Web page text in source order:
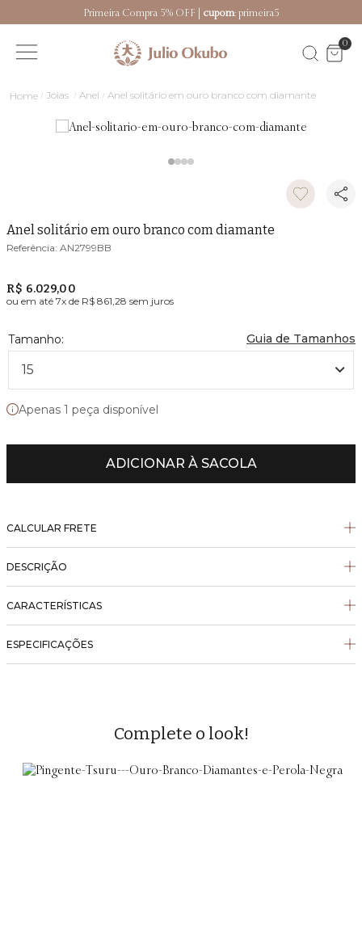
Primeira Compra 5% OFF | cupom: primeira5
0
Joias Anel Anel solitário em ouro branco com diamante
Anel solitário em ouro branco com diamante
AN2799BB
R$ 6.029,00
ou em até 7x de R$ 861,28 sem juros
Guia de Tamanhos
15
Apenas 1 peça disponível
ADICIONAR À SACOLA
CALCULAR FRETE
DESCRIÇÃO
CARACTERÍSTICAS
ESPECIFICAÇÕES
Complete o look!